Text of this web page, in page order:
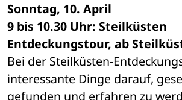
Sonntag, 10. April
9 bis 10.30 Uhr: Steilküsten
Entdeckungstour, ab
Bei der Steilküsten-
interessante Dinge darauf,
gefunden und erfahren zu